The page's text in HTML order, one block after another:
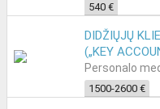
540 €
DIDŽIŲJŲ
(„KEY
Personalo
1500-2600 €